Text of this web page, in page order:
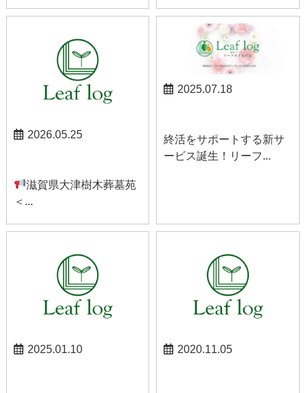
2026.05.25
滋賀県大津樹木葬墓苑
＜...
2025.07.18
終活をサポートする新サ
ービス誕生！リーフ...
2025.01.10 2020.11.05